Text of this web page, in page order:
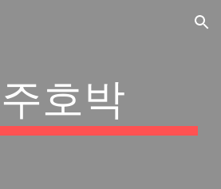
Skip to navigation
호박